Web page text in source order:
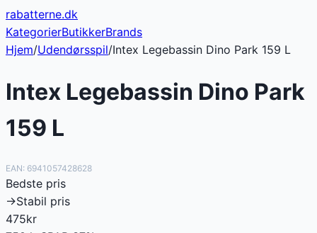
rabatterne.dk
KategorierButikkerBrands
Hjem/Udendørsspil/Intex Legebassin Dino Park 159 L
Intex Legebassin Dino Park
159 L
EAN: 6941057428628
Bedste pris
→Stabil pris
475kr